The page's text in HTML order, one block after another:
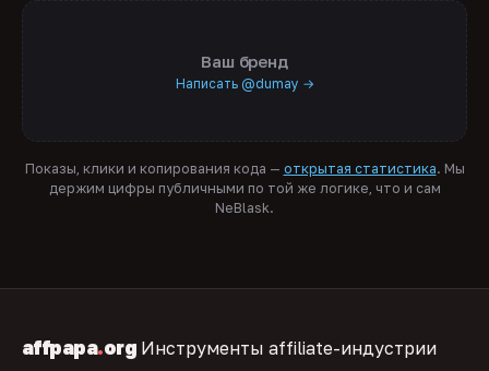
Ваш бренд
Написать @dumay →
Показы, клики и копирования кода — открытая статистика. Мы
держим цифры публичными по той же логике, что и сам
NeBlask.
affpapa.org Инструменты affiliate-индустрии